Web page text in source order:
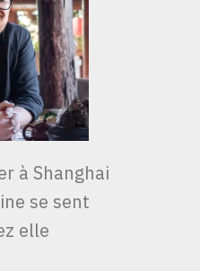
à Shanghai
se sent
elle